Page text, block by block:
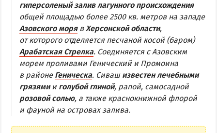
ГЕНИЧЕСКАЯ ГОРКА
Обзор Генгорки
Все базы отдыха и отели Генгорки
Веб-камеры Генгорки
Карта Генгорки
ПРИОЗЕРНОЕ
гиперсоленый залив лагунного происхождения
общей площадью более 2500 кв. метров на западе
Азовского морявХерсонской области,
от которого отделяется песчаной косой (баром)
Арабатская Стрелка. Соединяется с Азовским
морем проливами Генический и Промоина
в районе Геническа. Сиваш известен лечебными
грязямии голубой глиной, рапой, самосадной
розовой солью, а также краснокнижной флорой
и фауной на островах залива.